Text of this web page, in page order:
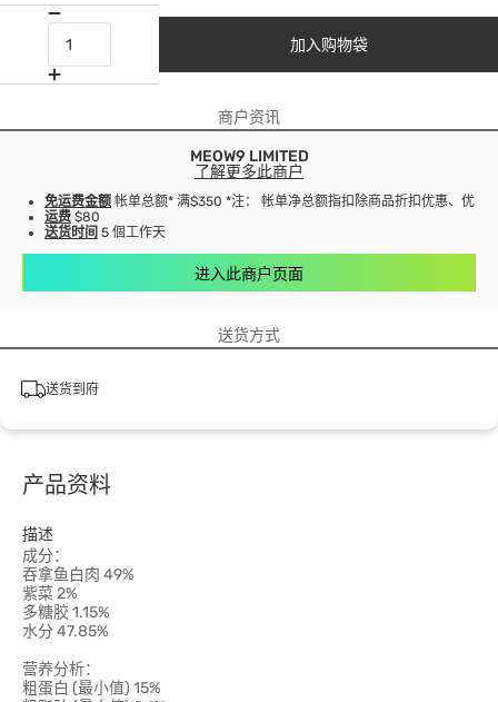
加入购物袋
商户资讯
MEOW9 LIMITED
了解更多此商户
免运费金额 帐单总额* 满$350 *注： 帐单净总额指扣除商品折扣优惠、优惠
运费 $80
送货时间 5 個工作天
进入此商户页面
送货方式
送货到府
产品资料
描述
成分：
吞拿鱼白肉 49%
紫菜 2%
多糖胶 1.15%
水分 47.85%
营养分析：
粗蛋白 (最小值) 15%